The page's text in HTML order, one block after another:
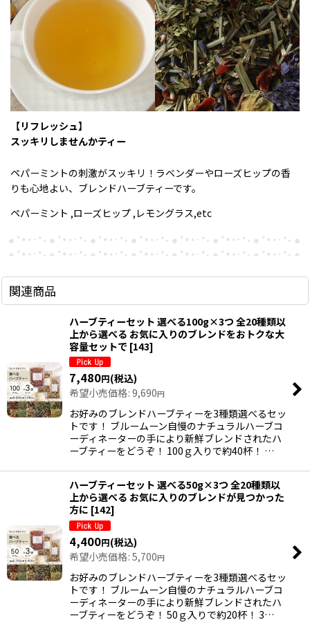
【リフレッシュ】
スッキリしませんかティー
ペパーミントの刺激がスッキリ！ラベンダーやローズヒップの香
りも心地よい、ブレンドハーブティーです。
ペパーミント ,ローズヒップ ,レモングラス,etc
関連商品
ハーブティーセット 選べる100g×3つ 全20種類以
上から選べる お気に入りのブレンドをおトクな大
容量セットで [143]
7,480円(税込)
希望小売価格: 9,690円
お好みのブレンドハーブティーを3種類選べるセッ
トです！ ブルームーン自慢のナチュラルハーブコ
ーディネーターの手により新鮮ブレンドされたハ
ーブティーをどうぞ！ 100ｇ入りで約40杯！ …
ハーブティーセット 選べる50g×3つ 全20種類以
上から選べる お気に入りのブレンドが見つかった
方に [142]
4,400円(税込)
希望小売価格: 5,700円
お好みのブレンドハーブティーを3種類選べるセッ
トです！ ブルームーン自慢のナチュラルハーブコ
ーディネーターの手により新鮮ブレンドされたハ
ーブティーをどうぞ！ 50ｇ入りで約20杯！ 3…